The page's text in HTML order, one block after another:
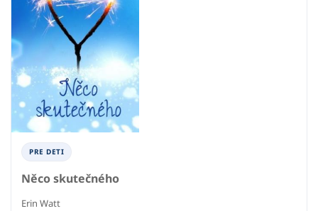
PRE DETI
Něco skutečného
Erin Watt